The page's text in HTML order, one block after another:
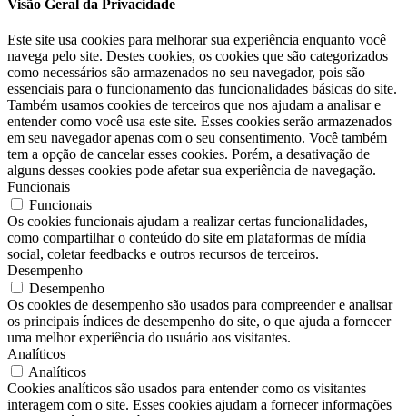
Visão Geral da Privacidade
Este site usa cookies para melhorar sua experiência enquanto você
navega pelo site. Destes cookies, os cookies que são categorizados
como necessários são armazenados no seu navegador, pois são
essenciais para o funcionamento das funcionalidades básicas do site.
Também usamos cookies de terceiros que nos ajudam a analisar e
entender como você usa este site. Esses cookies serão armazenados
em seu navegador apenas com o seu consentimento. Você também
tem a opção de cancelar esses cookies. Porém, a desativação de
alguns desses cookies pode afetar sua experiência de navegação.
Funcionais
Funcionais
Os cookies funcionais ajudam a realizar certas funcionalidades,
como compartilhar o conteúdo do site em plataformas de mídia
social, coletar feedbacks e outros recursos de terceiros.
Desempenho
Desempenho
Os cookies de desempenho são usados ​​para compreender e analisar
os principais índices de desempenho do site, o que ajuda a fornecer
uma melhor experiência do usuário aos visitantes.
Analíticos
Analíticos
Cookies analíticos são usados ​​para entender como os visitantes
interagem com o site. Esses cookies ajudam a fornecer informações